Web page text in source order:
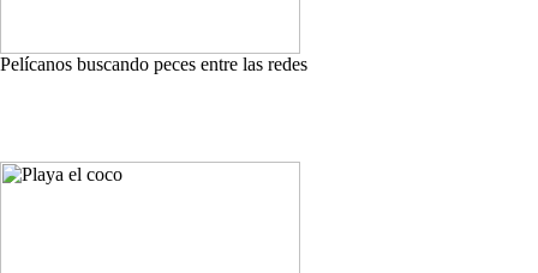
Pelícanos buscando peces entre las redes